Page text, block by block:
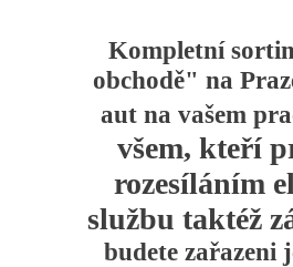
Kompletní
obchodě" na
aut na vašem
všem, kteří
rozesíláním
službu taktéž
budete zařazeni